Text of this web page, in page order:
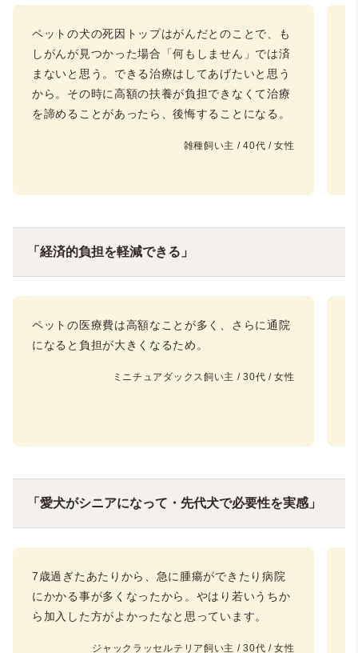
ペットの犬の死因トップはがんだとのことで、も
しがんが見つかった場合「何もしません」では済
まないと思う。できる治療はしてあげたいと思う
から。その時に高額の扶養が負担できなくて治療
を諦めることがあったら、後悔することになる。
雑種飼い主 / 40代 / 女性
「経済的負担を軽減できる」
ペットの医療費は高額なことが多く、さらに通院
になると負担が大きくなるため。
ミニチュアダックス飼い主 / 30代 / 女性
「愛犬がシニアになって・先代犬で必要性を実感」
7歳過ぎたあたりから、急に腫瘍ができたり病院
にかかる事が多くなったから。やはり若いうちか
ら加入した方がよかったなと思っています。
ジャックラッセルテリア飼い主 / 30代 / 女性